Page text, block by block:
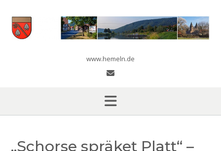
content
www.hemeln.de
„Schorse spräket Platt“ –